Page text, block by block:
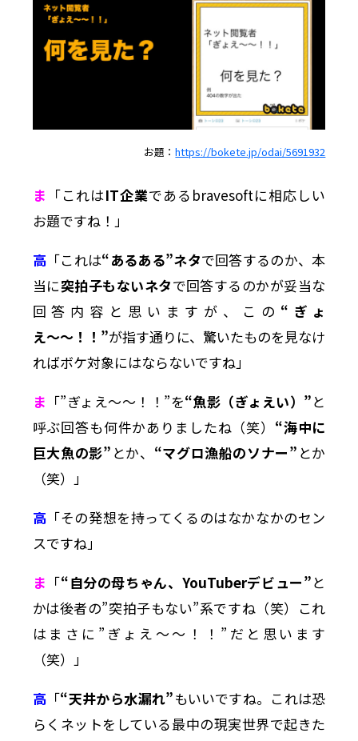
お題：https://bokete.jp/odai/5691932
ま 「これはIT企業であるbravesoftに相応しい
お題ですね！」
高 「これは“あるある”ネタで回答するのか、本
当に突拍子もないネタで回答するのかが妥当な
回答内容と思いますが、この “ぎょ
え〜〜！！”が指す通りに、驚いたものを見なけ
ればボケ対象にはならないですね」
ま 「”ぎょえ〜〜！！”を“魚影（ぎょえい）”と
呼ぶ回答も何件かありましたね（笑） “海中に
巨大魚の影” とか、 “マグロ漁船のソナー” とか
（笑）」
高 「その発想を持ってくるのはなかなかのセン
スですね」
ま 「“自分の母ちゃん、YouTuberデビュー”と
かは後者の”突拍子もない”系ですね（笑）これ
はまさに”ぎょえ〜〜！！”だと思います
（笑）」
高 「“天井から水漏れ”もいいですね。これは恐
らくネットをしている最中の現実世界で起きた